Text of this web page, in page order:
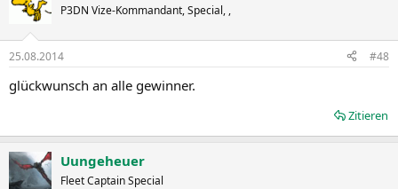
P3DN Vize-Kommandant, Special, ,
25.08.2014 #48
glückwunsch an alle gewinner.
Zitieren
Uungeheuer
Fleet Captain Special